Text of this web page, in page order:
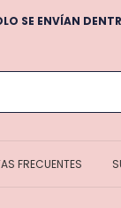
DE CÓRDOBA!
FRECUENTES